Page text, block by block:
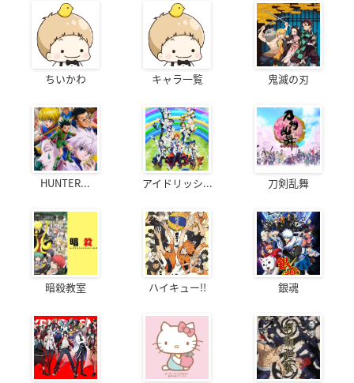
ちいかわ キャラ一覧 鬼滅の刃
HUNTER... アイドリッシ... 刀剣乱舞
暗殺教室 ハイキュー!! 銀魂